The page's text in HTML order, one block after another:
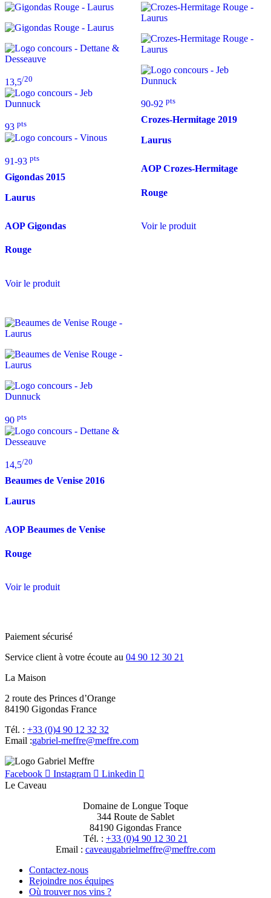
13,5/20
93 pts
91-93 pts
Gigondas 2015
Laurus
AOP Gigondas
Rouge
Voir le produit
90-92 pts
Crozes-Hermitage 2019
Laurus
AOP Crozes-Hermitage
Rouge
Voir le produit
90 pts
14,5/20
Beaumes de Venise 2016
Laurus
AOP Beaumes de Venise
Rouge
Voir le produit
Paiement sécurisé
Service client à votre écoute au 04 90 12 30 21
La Maison
2 route des Princes d’Orange
84190 Gigondas France
Tél. : +33 (0)4 90 12 32 32
Email :moc.erffem@erffem-leirbag
Facebook Instagram
Linkedin
Le Caveau
Domaine de Longue Toque
344 Route de Sablet
84190 Gigondas France
Tél. : +33 (0)4 90 12 30 21
Email : moc.erffem@erffemleirbaguaevac
Contactez-nous
Rejoindre nos équipes
Où trouver nos vins ?